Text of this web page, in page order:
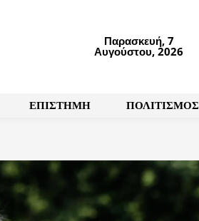
Παρασκευή, 7
Αυγούστου, 2026
ΕΠΙΣΤΗΜΗ ΠΟΛΙΤΙΣΜΟΣ